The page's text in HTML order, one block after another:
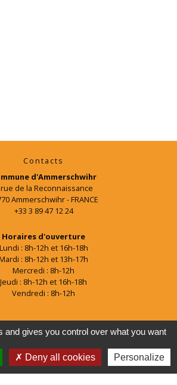
Contacts
d'Ammerschwihr
de la Reconnaissance
Ammerschwihr - FRANCE
+33 3 89 47 12 24
Horaires d'ouverture
Lundi : 8h-12h et 16h-18h
: 8h-12h et 13h-17h
Mercredi : 8h-12h
Jeudi : 8h-12h et 16h-18h
Vendredi : 8h-12h
- Politique de confidentialité -
and gives you control over what you want
Deny all cookies Personalize